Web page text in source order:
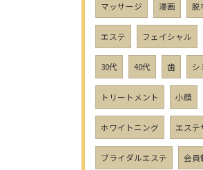
マッサージ 漫画 脱
エステ フェイシャル
30代 40代 歯 シ
トリートメント 小顔
ホワイトニング エステ
ブライダルエステ 会員